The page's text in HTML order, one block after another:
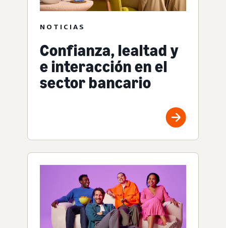
NOTICIAS
Confianza, lealtad y
e interacción en el
sector bancario